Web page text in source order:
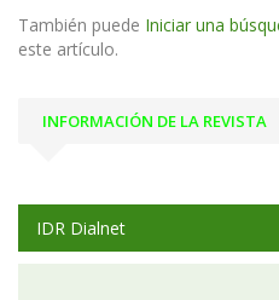
También puede Iniciar una
este artículo.
INFORMACIÓN DE LA REVISTA
IDR Dialnet